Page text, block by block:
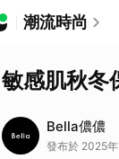
潮流時尚
敏感肌秋冬
Bella儂儂
發布於 2025